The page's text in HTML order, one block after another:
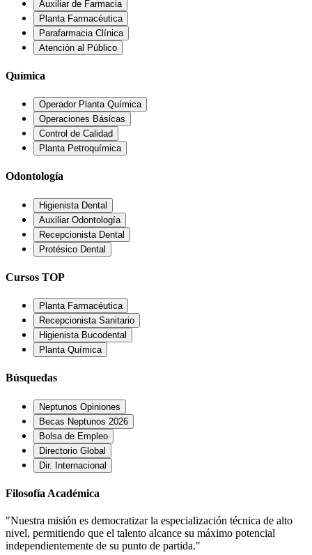
Auxiliar de Farmacia
Planta Farmacéutica
Parafarmacia Clínica
Atención al Público
Química
Operador Planta Química
Operaciones Básicas
Control de Calidad
Planta Petroquímica
Odontología
Higienista Dental
Auxiliar Odontología
Recepcionista Dental
Protésico Dental
Cursos TOP
Planta Farmacéutica
Recepcionista Sanitario
Higienista Bucodental
Planta Química
Búsquedas
Neptunos Opiniones
Becas Neptunos 2026
Bolsa de Empleo
Directorio Global
Dir. Internacional
Filosofía Académica
"Nuestra misión es democratizar la especialización técnica de alto
nivel, permitiendo que el talento alcance su máximo potencial
independientemente de su punto de partida."